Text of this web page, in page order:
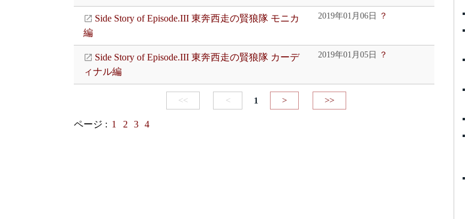
Side Story of Episode.III 東奔西走の賢狼隊 モニカ
編
2019年01月06日 ？
Side Story of Episode.III 東奔西走の賢狼隊 カーデ
ィナル編
2019年01月05日 ？
<< < 1 > >>
ページ : 1 2 3 4